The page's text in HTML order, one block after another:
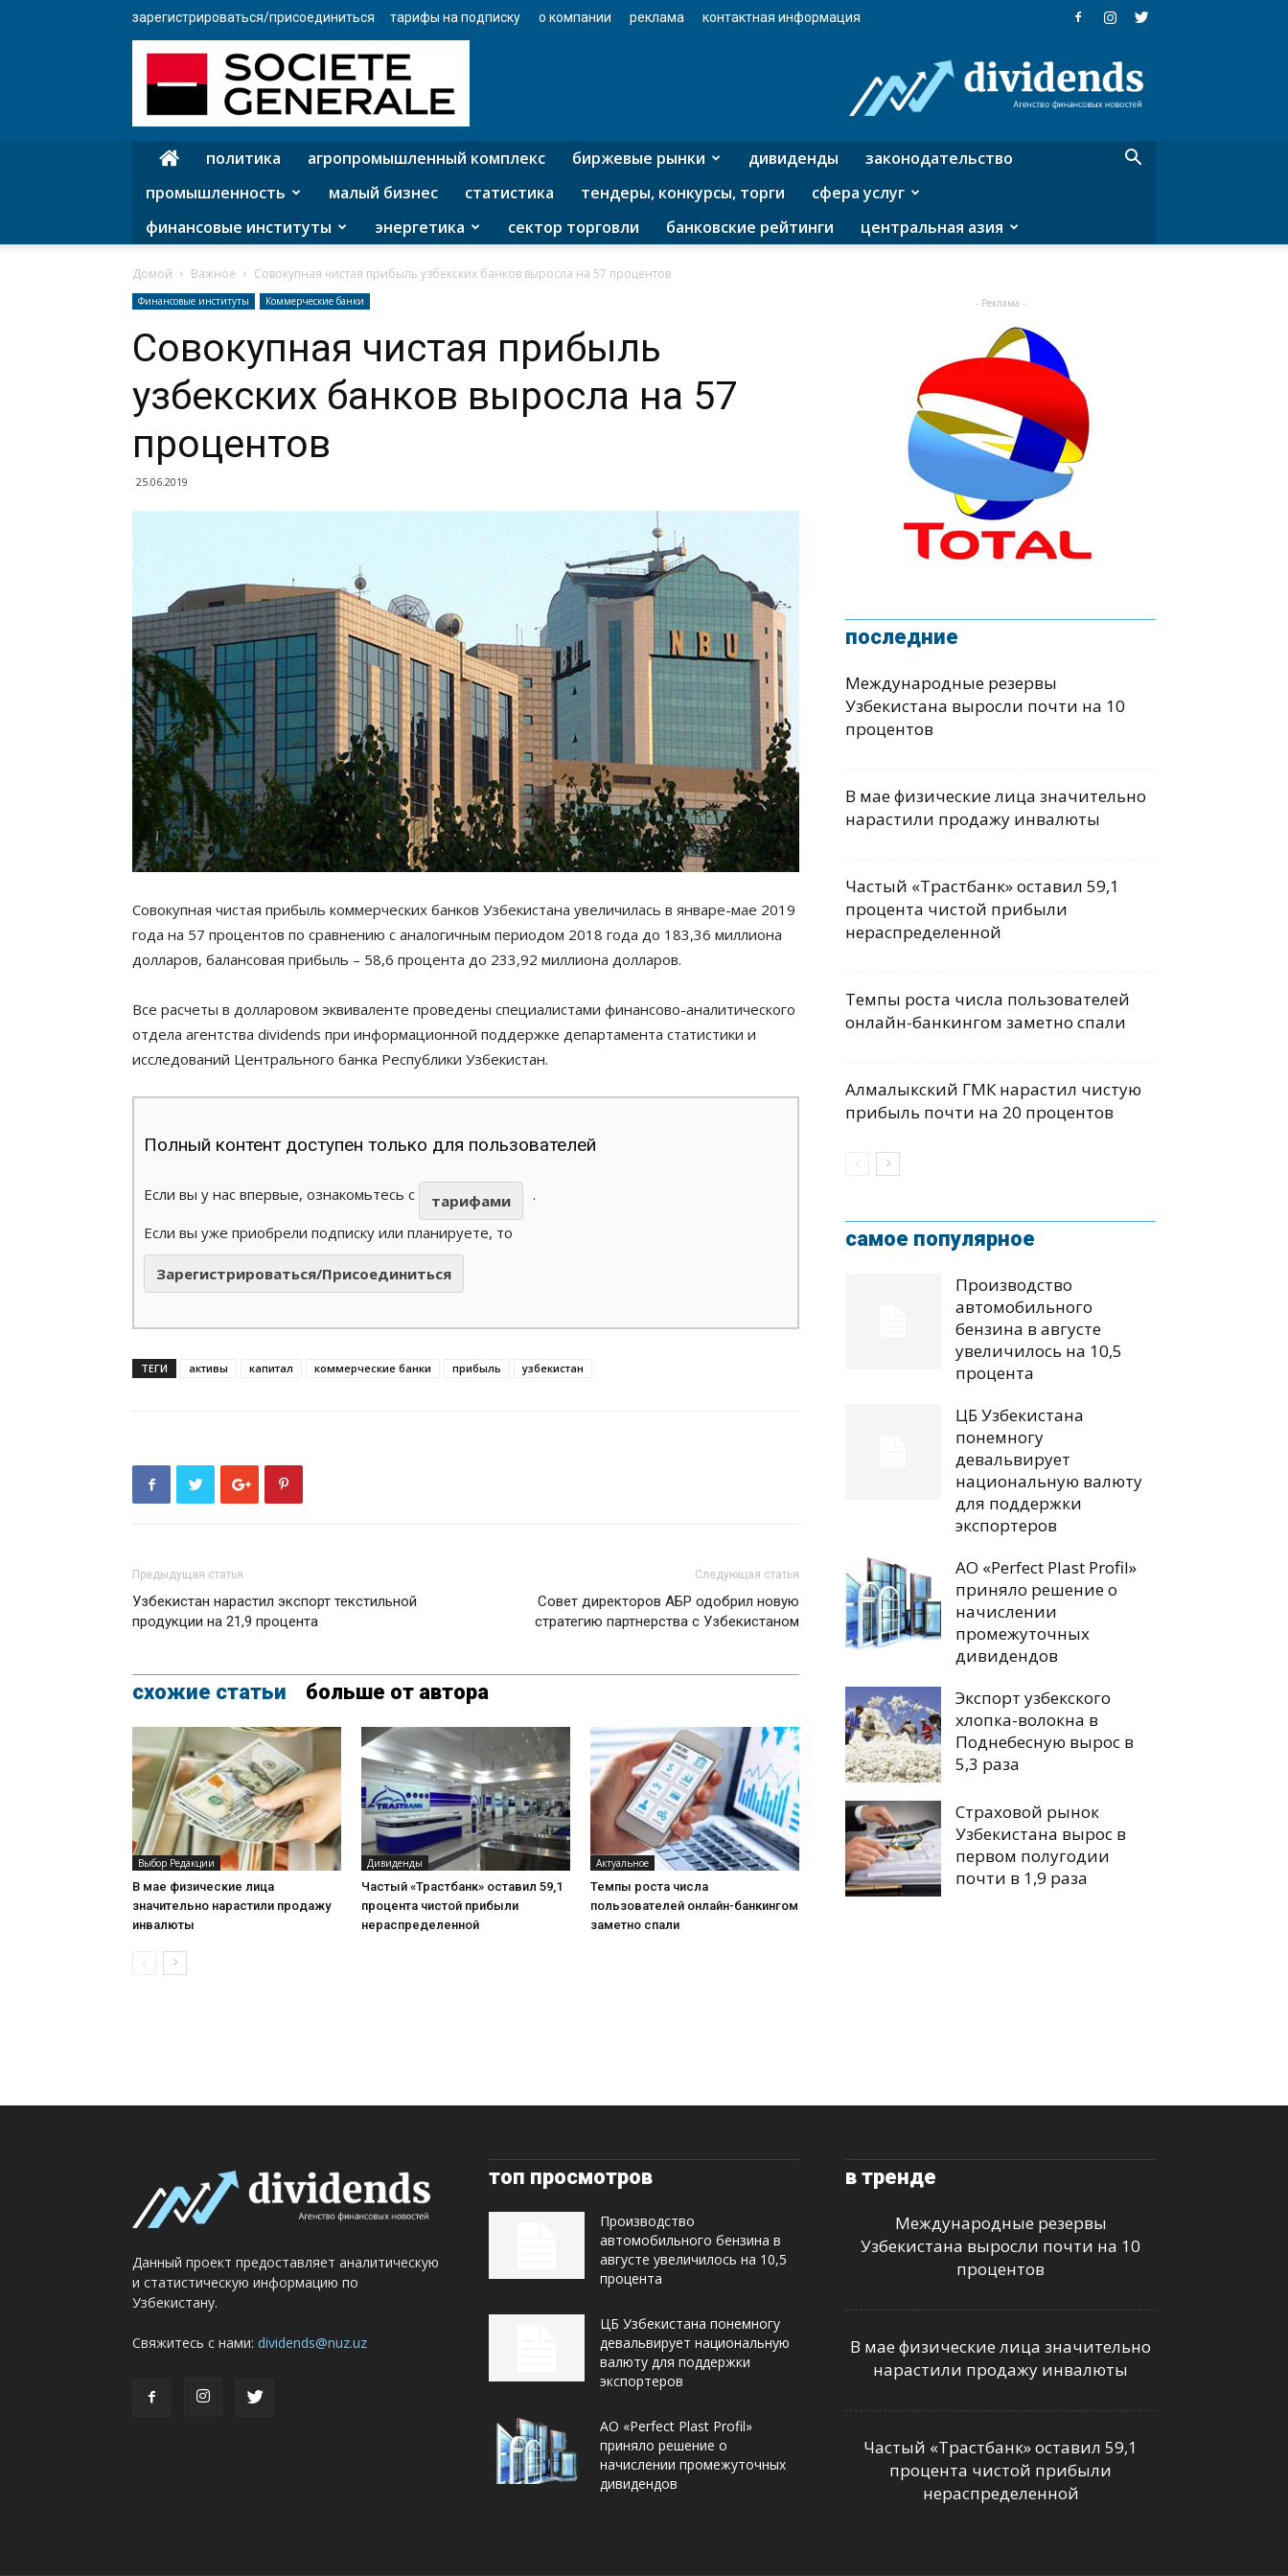
зарегистрироваться/присоединиться тарифы на подписку о компании реклама контактная информация
агентство
финансовых
политика агропромышленный комплекс биржевые рынки дивиденды
законодательство
промышленность
малый бизнес статистика тендеры, конкурсы, торги
сфера услуг
финансовые институты
энергетика сектор торговли банковские рейтинги центральная азия
Домой Важное Совокупная чистая прибыль узбекских банков выросла на 57 процентов
Финансовые институты Коммерческие банки
Совокупная чистая прибыль
узбекских банков выросла на 57
процентов
25.06.2019
Совокупная чистая прибыль коммерческих банков Узбекистана увеличилась в январе-мае 2019
года на 57 процентов по сравнению с аналогичным периодом 2018 года до 183,36 миллиона
долларов, балансовая прибыль – 58,6 процента до 233,92 миллиона долларов.
Все расчеты в долларовом эквиваленте проведены специалистами финансово-аналитического
отдела агентства dividends при информационной поддержке департамента статистики и
исследований Центрального банка Республики Узбекистан.
Полный контент доступен только для пользователей
Если вы у нас впервые, ознакомьтесь с тарифами
.
Если вы уже приобрели подписку или планируете, то
Зарегистрироваться/Присоединиться
ТЕГИ активы капитал коммерческие банки прибыль узбекистан
Предыдущая статья
Узбекистан нарастил экспорт текстильной
продукции на 21,9 процента
Следующая статья
Совет директоров АБР одобрил новую
стратегию партнерства с Узбекистаном
схожие статьи больше от автора
Выбор Редакции
В мае физические лица
значительно нарастили продажу
инвалюты
Дивиденды
Частый «Трастбанк» оставил 59,1
процента чистой прибыли
нераспределенной
Актуальное
Темпы роста числа
пользователей онлайн-банкингом
заметно спали
- Реклама -
последние
Международные резервы
Узбекистана выросли почти на 10
процентов
В мае физические лица значительно
нарастили продажу инвалюты
Частый «Трастбанк» оставил 59,1
процента чистой прибыли
нераспределенной
Темпы роста числа пользователей
онлайн-банкингом заметно спали
Алмалыкский ГМК нарастил чистую
прибыль почти на 20 процентов
самое популярное
Производство
автомобильного
бензина в августе
увеличилось на 10,5
процента
ЦБ Узбекистана
понемногу
девальвирует
национальную валюту
для поддержки
экспортеров
АО «Perfect Plast Profil»
приняло решение о
начислении
промежуточных
дивидендов
Экспорт узбекского
хлопка-волокна в
Поднебесную вырос в
5,3 раза
Страховой рынок
Узбекистана вырос в
первом полугодии
почти в 1,9 раза
Данный проект предоставляет аналитическую
и статистическую информацию по
Узбекистану.
Свяжитесь с нами: dividends@nuz.uz
топ просмотров
Производство
автомобильного бензина в
августе увеличилось на 10,5
процента
ЦБ Узбекистана понемногу
девальвирует национальную
валюту для поддержки
экспортеров
АО «Perfect Plast Profil»
приняло решение о
начислении промежуточных
дивидендов
в тренде
Международные резервы
Узбекистана выросли почти на 10
процентов
В мае физические лица значительно
нарастили продажу инвалюты
Частый «Трастбанк» оставил 59,1
процента чистой прибыли
нераспределенной